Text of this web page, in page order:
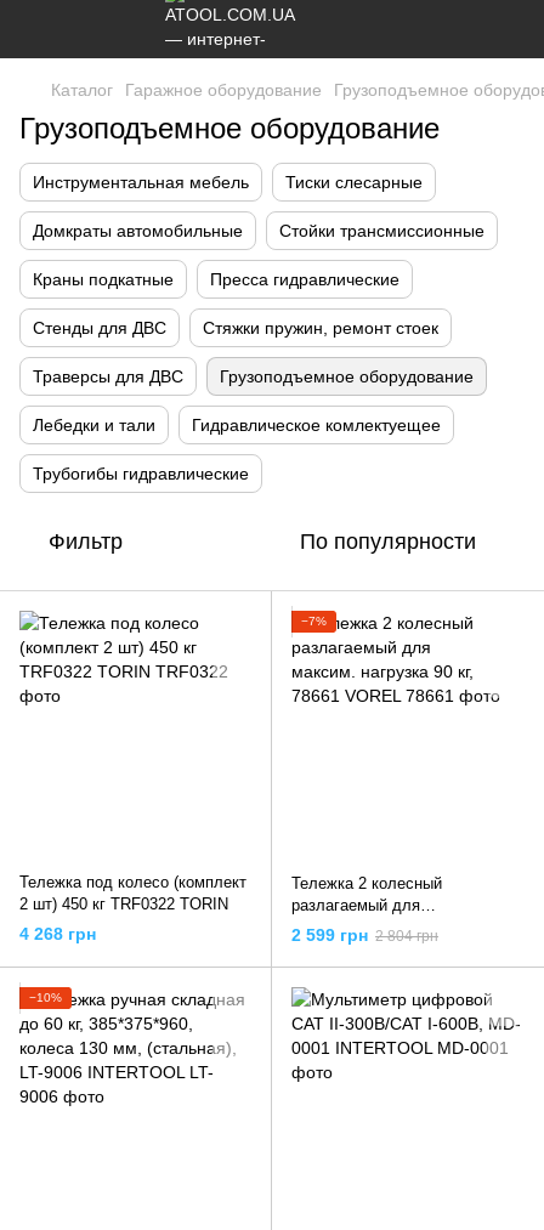
Каталог Гаражное оборудование Грузоподъемное
Грузоподъемное оборудование
Инструментальная мебель Тиски слесарные
Домкраты автомобильные Стойки трансмиссионные
Краны подкатные Пресса гидравлические
Стенды для ДВС Cтяжки пружин, ремонт стоек
Траверсы для ДВС Грузоподъемное оборудование
Лебедки и тали Гидравлическое комлектуещее
Трубогибы гидравлические
Фильтр По популярности
Тележка под колесо (комплект
2 шт) 450 кг TRF0322 TORIN
4 268 грн
−7%
Тележка 2 колесный
разлагаемый для
максим. нагрузка 90 кг, 78661
2 599 грн 2 804 грн
−10%